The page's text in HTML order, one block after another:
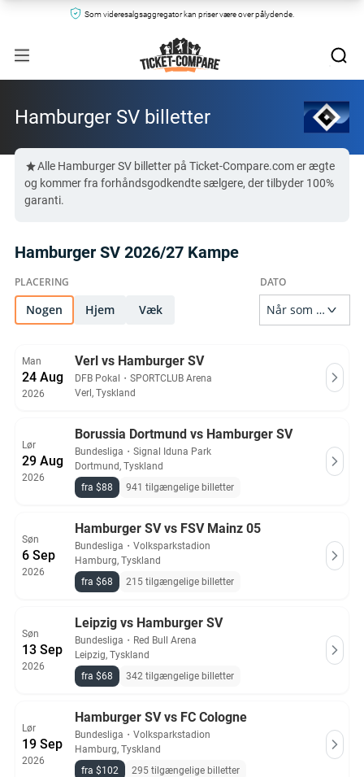
Som videresalgsaggregator kan priser være over pålydende.
Hamburger SV billetter
Alle Hamburger SV billetter på Ticket-Compare.com er ægte
og kommer fra forhåndsgodkendte sælgere, der tilbyder 100%
garanti.
Hamburger SV 2026/27 Kampe
Nogen Hjem Væk
Man
24 Aug
2026
Verl vs Hamburger SV
DFB Pokal ・ SPORTCLUB Arena
Verl, Tyskland
Lør
29 Aug
2026
Borussia Dortmund vs Hamburger SV
Bundesliga ・ Signal Iduna Park
Dortmund, Tyskland
fra $88
941 tilgængelige billetter
Søn
6 Sep
2026
Hamburger SV vs FSV Mainz 05
Bundesliga ・ Volksparkstadion
Hamburg, Tyskland
fra $68
215 tilgængelige billetter
Søn
13 Sep
2026
Leipzig vs Hamburger SV
Bundesliga ・ Red Bull Arena
Leipzig, Tyskland
fra $68
342 tilgængelige billetter
Lør
19 Sep
2026
Hamburger SV vs FC Cologne
Bundesliga ・ Volksparkstadion
Hamburg, Tyskland
fra $102
295 tilgængelige billetter